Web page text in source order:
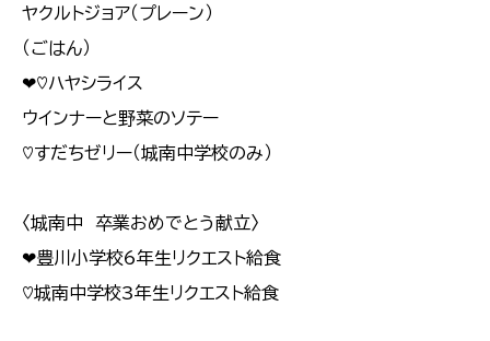
ヤクルトジョア（プレーン）
（ごはん）
❤♡ハヤシライス
ウインナーと野菜のソテー
♡すだちゼリー（城南中学校のみ）
〈城南中 卒業おめでとう献立〉
❤豊川小学校6年生リクエスト給食
♡城南中学校3年生リクエスト給食